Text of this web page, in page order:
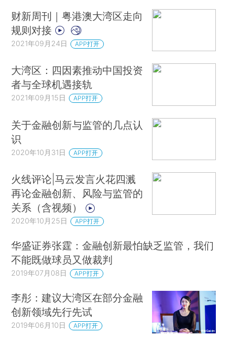
财新周刊｜粤港澳大湾区走向
规则对接
2021年09月24日 APP打开
大湾区：四因素推动中国投资
者与全球机遇接轨
2021年09月15日 APP打开
关于金融创新与监管的几点认
识
2020年10月31日 APP打开
火线评论|马云发言火花四溅
再论金融创新、风险与监管的
关系（含视频）
2020年10月25日 APP打开
华盛证券张霆：金融创新最怕缺乏监管，我们
不能既做球员又做裁判
2019年07月08日 APP打开
李彤：建议大湾区在部分金融
创新领域先行先试
2019年06月10日 APP打开